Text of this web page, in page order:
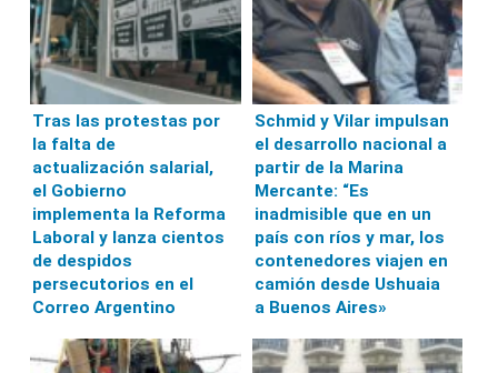
Tras las protestas por
la falta de
actualización salarial,
el Gobierno
implementa la Reforma
Laboral y lanza cientos
de despidos
persecutorios en el
Correo Argentino
Schmid y Vilar impulsan
el desarrollo nacional a
partir de la Marina
Mercante: “Es
inadmisible que en un
país con ríos y mar, los
contenedores viajen en
camión desde Ushuaia
a Buenos Aires»